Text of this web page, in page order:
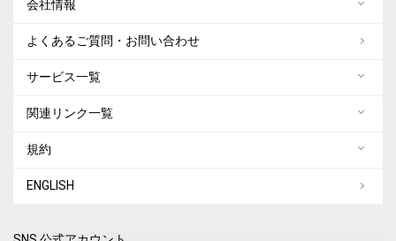
会社情報
よくあるご質問・お問い合わせ
サービス一覧
関連リンク一覧
規約
ENGLISH